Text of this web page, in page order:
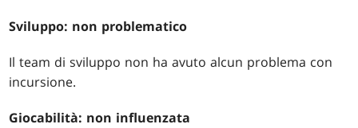
Sviluppo: non problematico
Il team di sviluppo non ha avuto alcun problema con
incursione.
Giocabilità: non influenzata